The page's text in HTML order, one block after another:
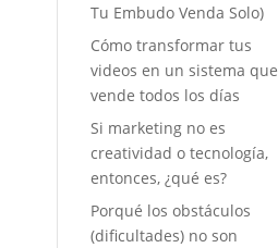
Tu Embudo Venda Solo)
Cómo transformar tus
videos en un sistema que
vende todos los días
Si marketing no es
creatividad o tecnología,
entonces, ¿qué es?
Porqué los obstáculos
(dificultades) no son